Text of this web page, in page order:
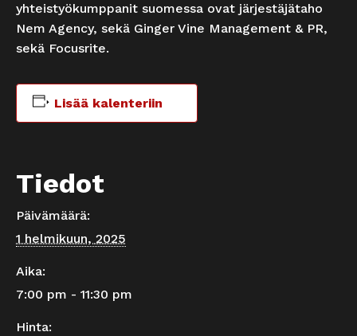
yhteistyökumppanit suomessa ovat järjestäjätaho
Nem Agency, sekä Ginger Vine Management & PR,
sekä Focusrite.
Lisää kalenteriin
Tiedot
Päivämäärä:
1 helmikuun, 2025
Aika:
7:00 pm - 11:30 pm
Hinta: